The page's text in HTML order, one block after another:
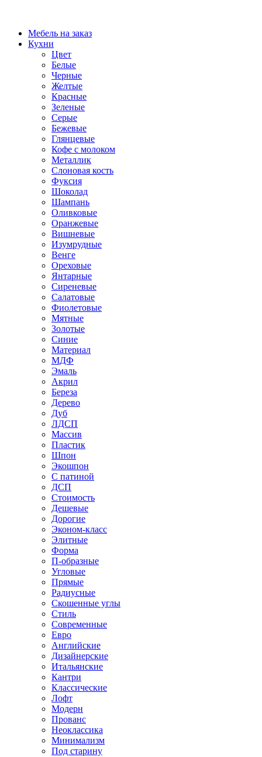
Мебель на заказ
Кухни
Цвет
Белые
Черные
Желтые
Красные
Зеленые
Серые
Бежевые
Глянцевые
Кофе с молоком
Металлик
Слоновая кость
Фуксия
Шоколад
Шампань
Оливковые
Оранжевые
Вишневые
Изумрудные
Венге
Ореховые
Янтарные
Сиреневые
Салатовые
Фиолетовые
Мятные
Золотые
Синие
Материал
МДФ
Эмаль
Акрил
Береза
Дерево
Дуб
ЛДСП
Массив
Пластик
Шпон
Экошпон
С патиной
ДСП
Стоимость
Дешевые
Дорогие
Эконом-класс
Элитные
Форма
П-образные
Угловые
Прямые
Радиусные
Скошенные углы
Стиль
Современные
Евро
Английские
Дизайнерские
Итальянские
Кантри
Классические
Лофт
Модерн
Прованс
Неоклассика
Минимализм
Под старину